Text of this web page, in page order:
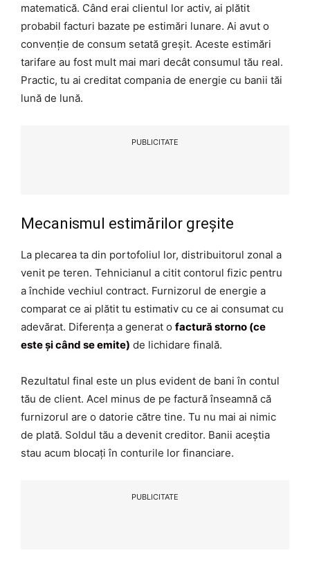
matematică. Când erai clientul lor activ, ai plătit
probabil facturi bazate pe estimări lunare. Ai avut o
convenție de consum setată greșit. Aceste estimări
tarifare au fost mult mai mari decât consumul tău real.
Practic, tu ai creditat compania de energie cu banii tăi
lună de lună.
PUBLICITATE
Mecanismul estimărilor greșite
La plecarea ta din portofoliul lor, distribuitorul zonal a
venit pe teren. Tehnicianul a citit contorul fizic pentru
a închide vechiul contract. Furnizorul de energie a
comparat ce ai plătit tu estimativ cu ce ai consumat cu
adevărat. Diferența a generat o factură storno (ce
este și când se emite) de lichidare finală.
Rezultatul final este un plus evident de bani în contul
tău de client. Acel minus de pe factură înseamnă că
furnizorul are o datorie către tine. Tu nu mai ai nimic
de plată. Soldul tău a devenit creditor. Banii aceștia
stau acum blocați în conturile lor financiare.
PUBLICITATE